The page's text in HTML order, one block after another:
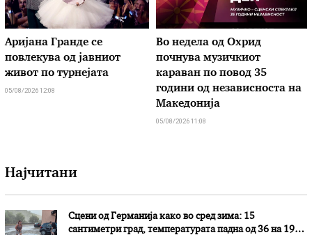
Аријана Гранде се
повлекува од јавниот
живот по турнејата
05/08/2026 12:08
Во недела од Охрид
почнува музичкиот
караван по повод 35
години од независноста на
Македонија
05/08/2026 11:08
Најчитани
Сцени од Германија како во сред зима: 15
сантиметри град, температурата падна од 36 на 19